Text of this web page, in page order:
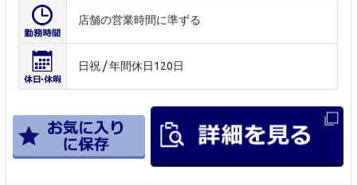
店舗の営業時間に準ずる
日祝 / 年間休日120日